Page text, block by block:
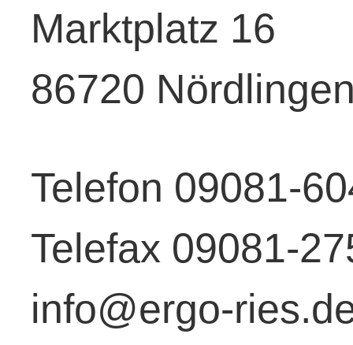
Marktplatz 16
86720
Telefon 09081-
Telefax 09081-
info@ergo-